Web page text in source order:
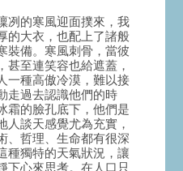
冽的寒風迎面撲來，我
的大衣，也配上了諸般
裝備。寒風刺骨，當彼
甚至連笑容也給遮蓋，
一種高傲冷漠，難以接
走過去認識他們的時
霜的臉孔底下，他們是
人談天感覺尤為充實，
、哲理、生命都有很深
種獨特的天氣狀況，讓
下心來思考。在人口只